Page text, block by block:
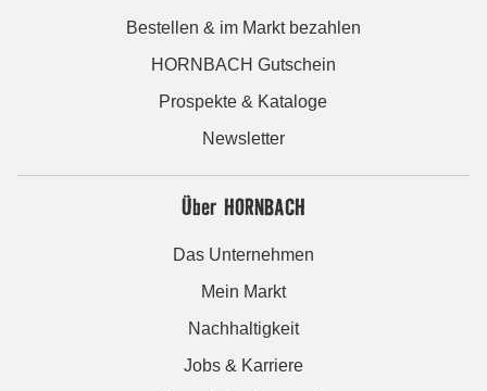
Bestellen & im Markt bezahlen
HORNBACH Gutschein
Prospekte & Kataloge
Newsletter
Über HORNBACH
Das Unternehmen
Mein Markt
Nachhaltigkeit
Jobs & Karriere